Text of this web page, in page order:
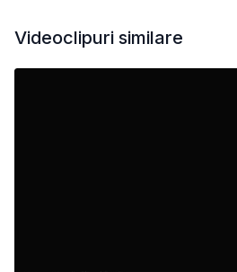
Videoclipuri similare